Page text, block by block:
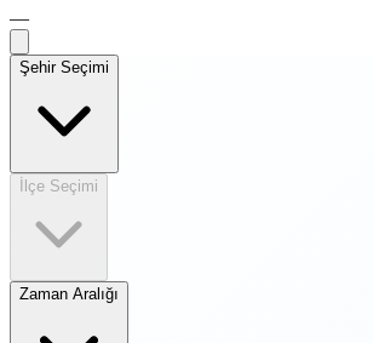
—
Şehir Seçimi
İlçe Seçimi
Zaman Aralığı